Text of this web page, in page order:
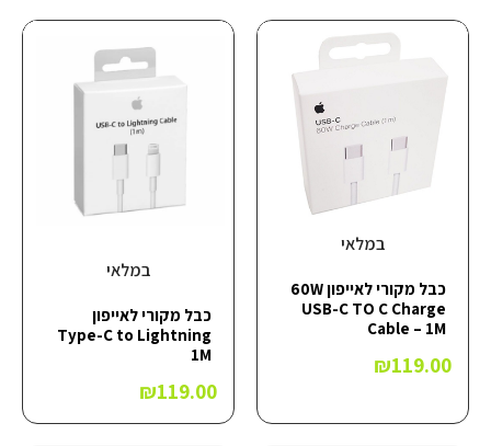
במלאי
כבל מקורי לאייפון 60W
USB-C TO C Charge
Cable – 1M
₪119.00
במלאי
כבל מקורי לאייפון
Type-C to Lightning
1M
₪119.00